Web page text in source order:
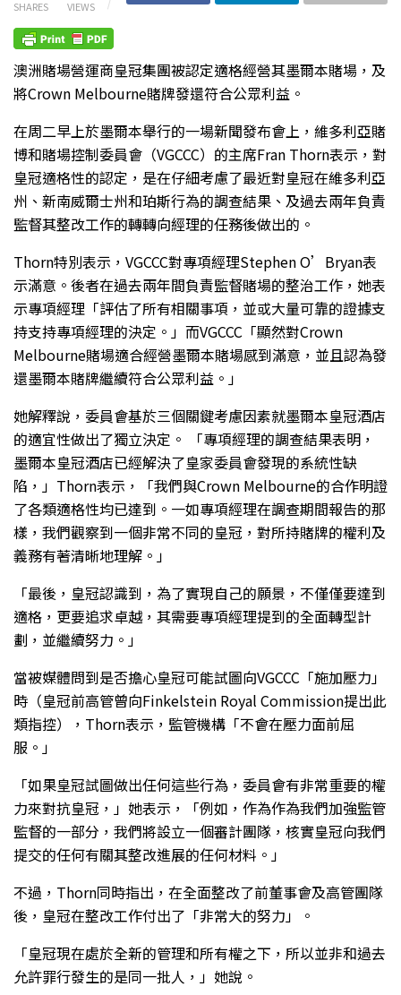
SHARES VIEWS
澳洲賭場營運商皇冠集團被認定適格經營其墨爾本賭場，及
將Crown Melbourne賭牌發還符合公眾利益。
在周二早上於墨爾本舉行的一場新聞發布會上，維多利亞賭
博和賭場控制委員會（VGCCC）的主席Fran Thorn表示，對
皇冠適格性的認定，是在仔細考慮了最近對皇冠在維多利亞
州、新南威爾士州和珀斯行為的調查結果、及過去兩年負責
監督其整改工作的轉轉向經理的任務後做出的。
Thorn特別表示，VGCCC對專項經理Stephen O’Bryan表
示滿意。後者在過去兩年間負責監督賭場的整治工作，她表
示專項經理「評估了所有相關事項，並或大量可靠的證據支
持支持專項經理的決定。」而VGCCC「顯然對Crown
Melbourne賭場適合經營墨爾本賭場感到滿意，並且認為發
還墨爾本賭牌繼續符合公眾利益。」
她解釋說，委員會基於三個關鍵考慮因素就墨爾本皇冠酒店
的適宜性做出了獨立決定。 「專項經理的調查結果表明，
墨爾本皇冠酒店已經解決了皇家委員會發現的系統性缺
陷，」Thorn表示，「我們與Crown Melbourne的合作明證
了各類適格性均已達到。一如專項經理在調查期間報告的那
樣，我們觀察到一個非常不同的皇冠，對所持賭牌的權利及
義務有著清晰地理解。」
「最後，皇冠認識到，為了實現自己的願景，不僅僅要達到
適格，更要追求卓越，其需要專項經理提到的全面轉型計
劃，並繼續努力。」
當被媒體問到是否擔心皇冠可能試圖向VGCCC「施加壓力」
時（皇冠前高管曾向Finkelstein Royal Commission提出此
類指控），Thorn表示，監管機構「不會在壓力面前屈
服。」
「如果皇冠試圖做出任何這些行為，委員會有非常重要的權
力來對抗皇冠，」她表示，「例如，作為作為我們加強監管
監督的一部分，我們將設立一個審計團隊，核實皇冠向我們
提交的任何有關其整改進展的任何材料。」
不過，Thorn同時指出，在全面整改了前董事會及高管團隊
後，皇冠在整改工作付出了「非常大的努力」。
「皇冠現在處於全新的管理和所有權之下，所以並非和過去
允許罪行發生的是同一批人，」她說。